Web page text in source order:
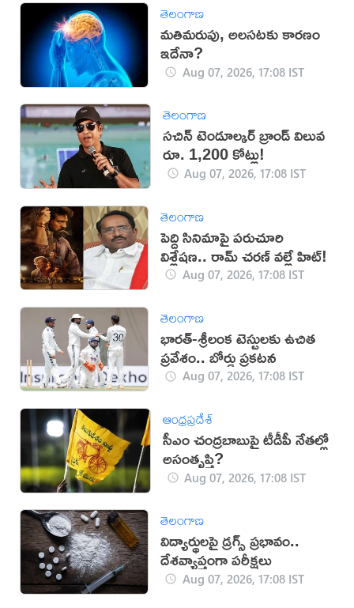
తెలంగాణ
మతిమరుపు, అలసటకు కారణం
ఇదేనా?
Aug 07, 2026, 17:08 IST
తెలంగాణ
సచిన్ టెండూల్కర్ బ్రాండ్ విలువ
రూ. 1,200 కోట్లు!
Aug 07, 2026, 17:08 IST
తెలంగాణ
పెద్ది సినిమాపై పరుచూరి
విశ్లేషణ.. రామ్ చరణ్ వల్లే హిట్!
Aug 07, 2026, 17:08 IST
తెలంగాణ
భారత్-శ్రీలంక టెస్టులకు ఉచిత
ప్రవేశం.. బోర్డు ప్రకటన
Aug 07, 2026, 17:08 IST
ఆంధ్రప్రదేశ్
సీఎం చంద్రబాబుపై టీడీపీ నేతల్లో
అసంతృప్తి?
Aug 07, 2026, 17:08 IST
తెలంగాణ
విద్యార్థులపై డ్రగ్స్ ప్రభావం..
దేశవ్యాప్తంగా పరీక్షలు
Aug 07, 2026, 17:08 IST